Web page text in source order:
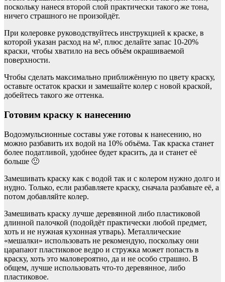
поскольку нанеся второй слой практически такого же тона,
ничего страшного не произойдёт.
При колеровке руководствуйтесь инструкцией к краске, в
которой указан расход на м², плюс делайте запас 10-20%
краски, чтобы хватило на весь объём окрашиваемой
поверхности.
Чтобы сделать максимально приближённую по цвету краску,
оставьте остаток краски и замешайте колер с новой краской,
добейтесь такого же оттенка.
Готовим краску к нанесению
Водоэмульсионные составы уже готовы к нанесению, но
можно разбавить их водой на 10% объёма. Так краска станет
более податливой, удобнее будет красить, да и станет её
больше 🙂
Замешивать краску как с водой так и с колером нужно долго и
нудно. Только, если разбавляете краску, сначала разбавьте её, а
потом добавляйте колер.
Замешивать краску лучше деревянной либо пластиковой
длинной палочкой (подойдёт практически любой предмет,
хоть и не нужная кухонная утварь). Металлические
«мешалки» использовать не рекомендую, поскольку они
царапают пластиковое ведро и стружка может попасть в
краску, хоть это маловероятно, да и не особо страшно. В
общем, лучше использовать что-то деревянное, либо
пластиковое.